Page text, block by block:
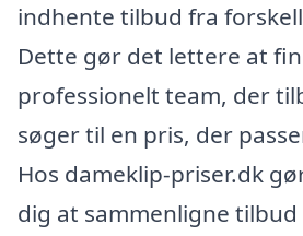
indhente tilbud fra
Dette gør det lettere at
professionelt team, der
søger til en pris, der
Hos dameklip-priser.dk
dig at sammenligne